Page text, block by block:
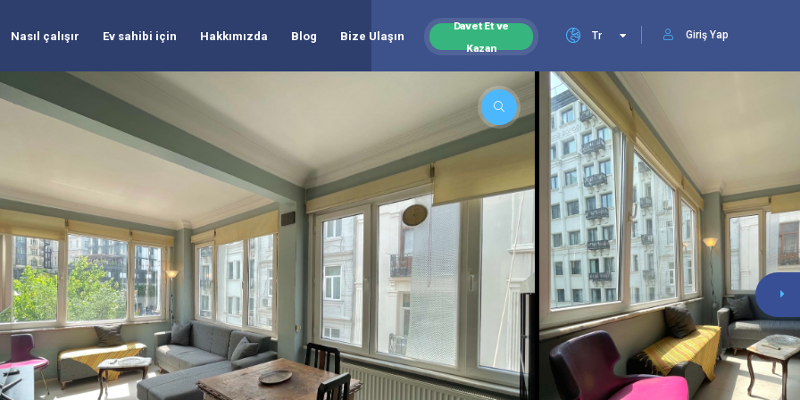
Giriş Yap
Tr
Nasıl çalışır Ev sahibi için Hakkımızda Blog Bize Ulaşın
Davet Et ve
Kazan